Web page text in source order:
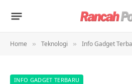
Home » Teknologi » Info Gadget
INFO GADGET TERBARU